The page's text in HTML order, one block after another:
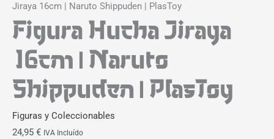
Jiraya 16cm | Naruto Shippuden | PlasToy
Figura Hucha Jiraya
16cm | Naruto
Shippuden | PlasToy
Figuras y Coleccionables
24,95 € IVA Incluído